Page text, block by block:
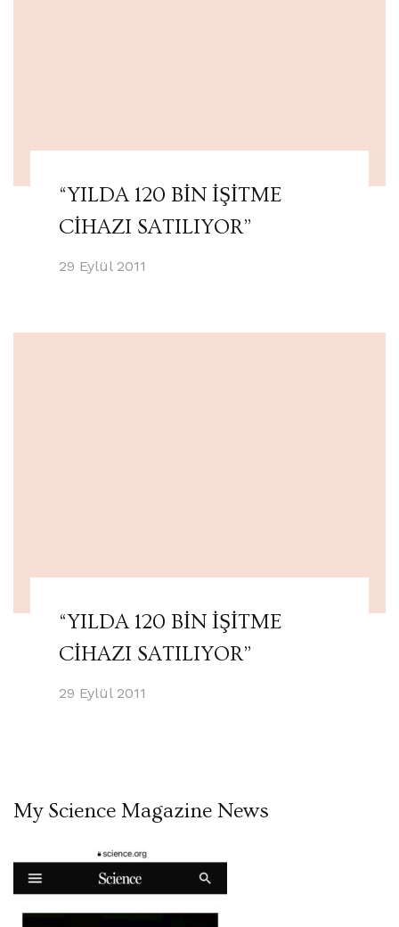
“YILDA 120 BİN İŞİTME
CİHAZI SATILIYOR”
29 Eylül 2011
“YILDA 120 BİN İŞİTME
CİHAZI SATILIYOR”
29 Eylül 2011
My Science Magazine News